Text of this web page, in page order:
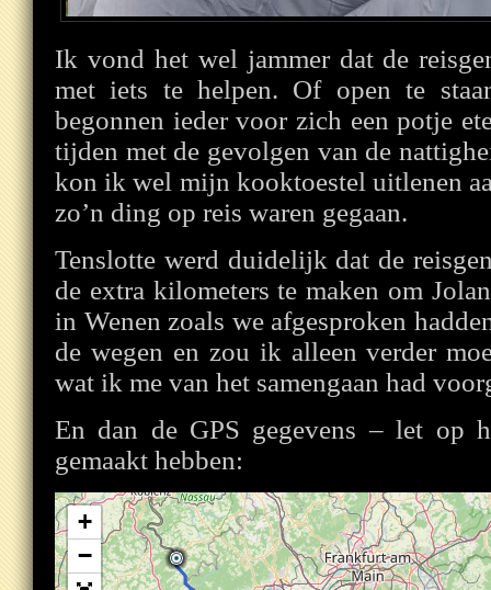
Ik vond het wel jammer dat de
met iets te helpen. Of open te
begonnen ieder voor zich een potje
tijden met de gevolgen van de
kon ik wel mijn kooktoestel uitlenen
zo’n ding op reis waren gegaan.
Tenslotte werd duidelijk dat de
de extra kilometers te maken om
in Wenen zoals we afgesproken
de wegen en zou ik alleen verder
wat ik me van het samengaan had
En dan de GPS gegevens – let op
gemaakt hebben:
+
−